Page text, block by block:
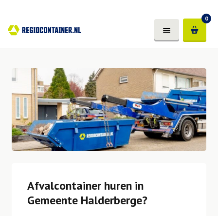
0
Afvalcontainer huren in
Gemeente Halderberge?